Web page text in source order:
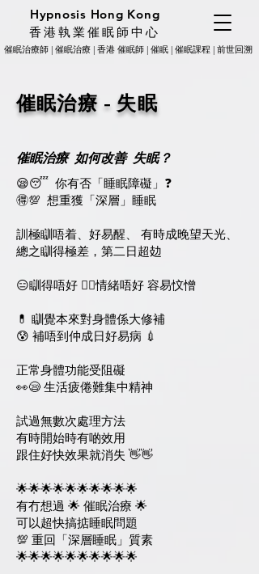
Hypnosis Hong Kong
香港執業催眠師中心
催眠治療師 | 催眠治療 | 香港 催眠師 | 催眠 | 催眠課程 | 前世回溯
催眠治療 - 失眠
催眠治療 如何改善 失眠？
😪😴 你有否「睡眠障礙」❓️
🉐️💯 想重獲「深層」睡眠
訓極瞓唔着、好易醒、 有時成晚望天光、
總之瞓得極差，第二日超攰
😑瞓得唔好 😮‍💨情緒唔好 容易忟憎
💊 瞓覺本來對身體係大修補
😰 補唔到仲成日好易病 💉
正常身體功能受阻礙
👀😪 生活疲倦難集中精神
試過無數次處理方法
有時開始時有啲效用
跟住好快效果就消失 👋👋
🌟🌟🌟🌟🌟🌟🌟🌟🌟🌟
有冇想過 🌟 催眠治療 🌟
可以超快搞掂睡眠問題
💯 重回「深層睡眠」質素
🌟🌟🌟🌟🌟🌟🌟🌟🌟🌟